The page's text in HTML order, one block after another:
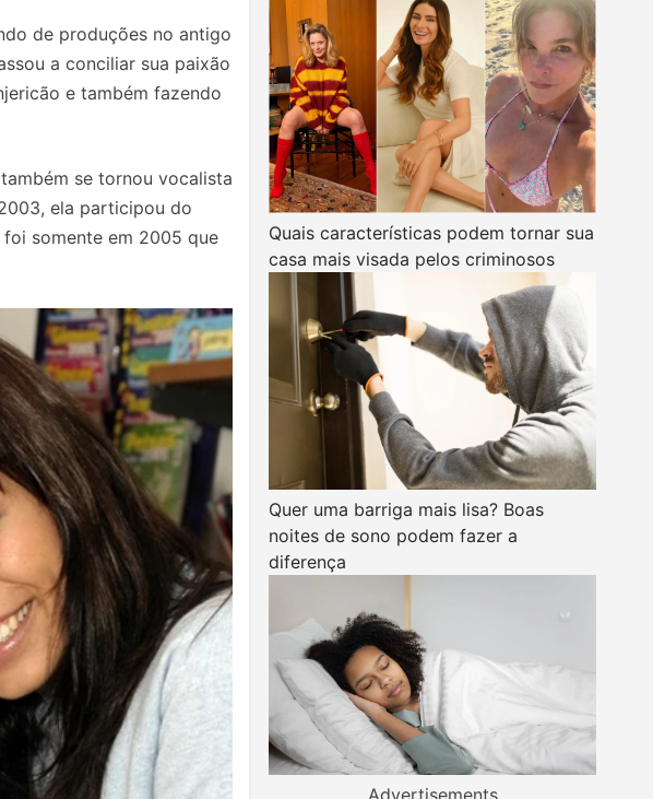
de produções no antigo
a conciliar sua paixão
e também fazendo
se tornou vocalista
ela participou do
somente em 2005 que
Quais características podem tornar sua
casa mais visada pelos criminosos
Quer uma barriga mais lisa? Boas
noites de sono podem fazer a
diferença
Advertisements